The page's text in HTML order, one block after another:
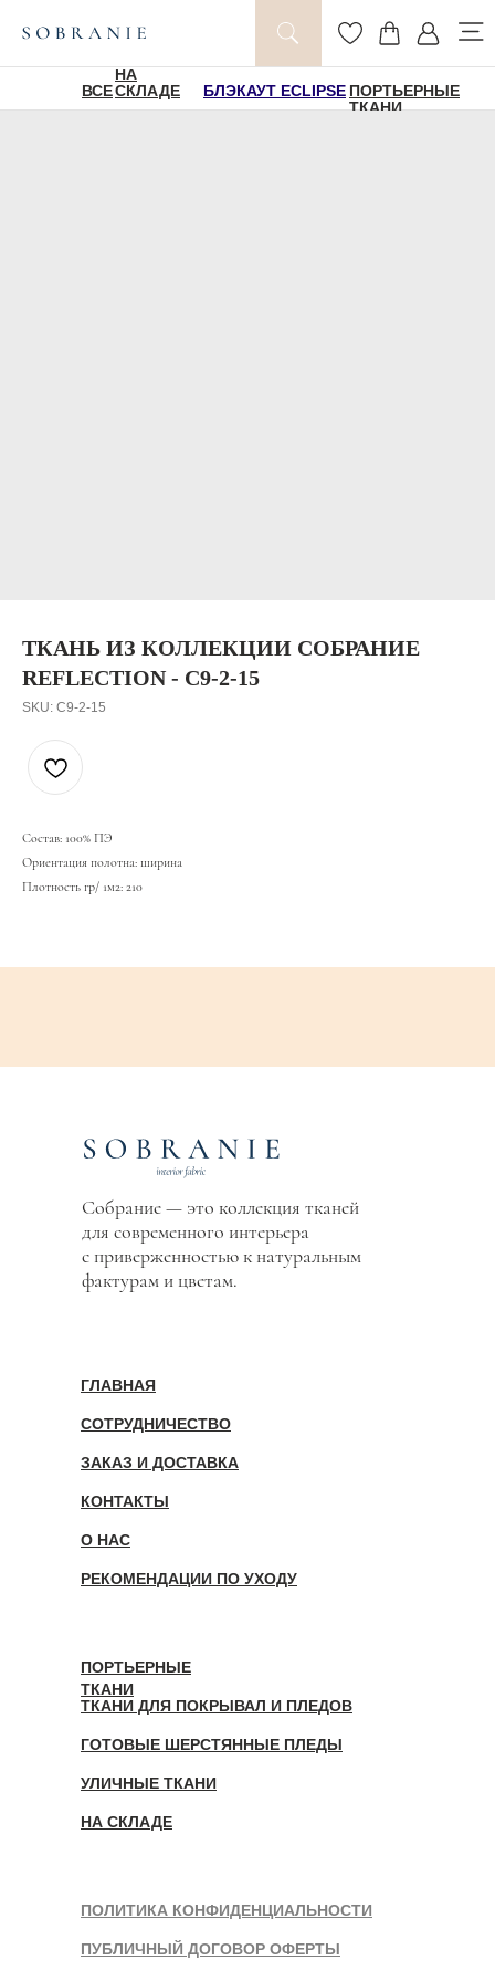
ВСЕ
НА
СКЛАДЕ
БЛЭКАУТ ECLIPSE ПОРТЬЕРНЫЕ
ТКАНИ
ТКАНЬ ИЗ КОЛЛЕКЦИИ СОБРАНИЕ
REFLECTION - С9-2-15
SKU: С9-2-15
Состав: 100% ПЭ
Ориентация полотна: ширина
Плотность гр/ 1м2: 210
Собрание — это коллекция тканей
для современного интерьера
с приверженностью к натуральным
фактурам и цветам.
ГЛАВНАЯ
СОТРУДНИЧЕСТВО
ЗАКАЗ И ДОСТАВКА
КОНТАКТЫ
О НАС
ПОЛИТИКА КОНФИДЕНЦИАЛЬНОСТИ
ПОРТЬЕРНЫЕ
ТКАНИ
ТКАНИ ДЛЯ ПОКРЫВАЛ И ПЛЕДОВ
ГОТОВЫЕ ШЕРСТЯННЫЕ ПЛЕДЫ
УЛИЧНЫЕ ТКАНИ
НА СКЛАДЕ
РЕКОМЕНДАЦИИ ПО УХОДУ
ПУБЛИЧНЫЙ ДОГОВОР ОФЕРТЫ